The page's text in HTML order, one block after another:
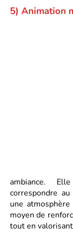
5) Animation
ambiance.
correspondre
une
moyen de
tout en